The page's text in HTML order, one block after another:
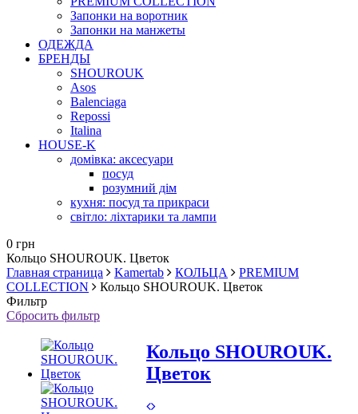
Запонки на воротник
Запонки на манжеты
ОДЕЖДА
БРЕНДЫ
SHOUROUK
Asos
Balenciaga
Repossi
Italina
HOUSE-K
домівка: аксесуари
посуд
розумний дім
кухня: посуд та прикраси
світло: ліхтарики та лампи
0 грн
Кольцо SHOUROUK. Цветок
Главная страница
Kamertab КОЛЬЦА
PREMIUM
COLLECTION
Кольцо SHOUROUK. Цветок
Фильтр
Сбросить фильтр
Кольцо SHOUROUK.
Цветок